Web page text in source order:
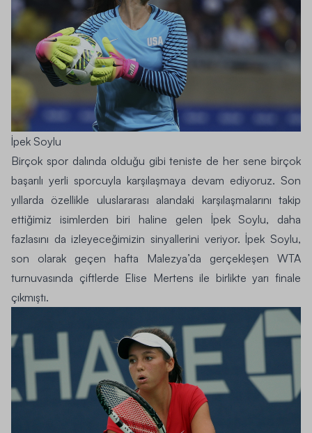
İpek Soylu
Birçok spor dalında olduğu gibi teniste de her sene birçok
başarılı yerli sporcuyla karşılaşmaya devam ediyoruz. Son
yıllarda özellikle uluslararası alandaki karşılaşmalarını takip
ettiğimiz isimlerden biri haline gelen İpek Soylu, daha
fazlasını da izleyeceğimizin sinyallerini veriyor. İpek Soylu,
son olarak geçen hafta Malezya’da gerçekleşen WTA
turnuvasında çiftlerde Elise Mertens ile birlikte yarı finale
çıkmıştı.